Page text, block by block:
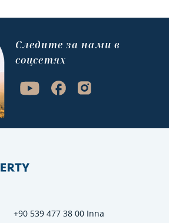
+90 539 477 38 00 Inna
Cледите за нами в
соцсетях